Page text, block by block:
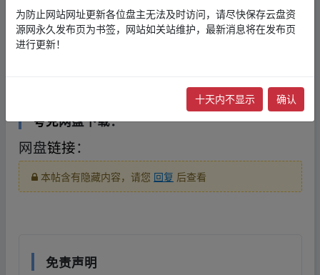
📄 26秋初中一遍过九上数学冀教 主书.pdf (2
21.4 MB)
、fr‥om w、ww.y▂un pan、zi▂yu﹏an.xy z
夸克网盘下载：
网盘链接：
本帖含有隐藏内容，请您 回复 后查看
免责声明
为防止网站网址更新各位盘主无法及时访问，请尽快保存云盘资
源网永久发布页为书签，网站如关站维护，最新消息将在发布页
进行更新！
十天内不显示 确认